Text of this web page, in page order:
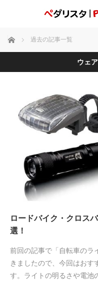
ホーム 過去の記事一覧
ウェ
ロードバイク・クロス
選！
前回の記事で「自転車のラ
きましたので、今回はおす
す。ライトの明るさや電池